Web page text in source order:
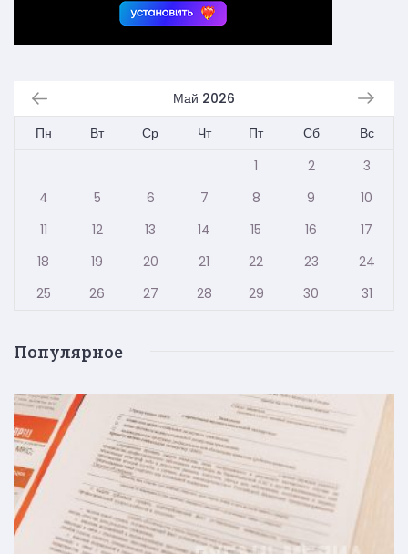
Май 2026
Пн
Вт Ср Чт Пт Сб
Вс
1
2
3
4
5 6 7 8 9
10
11
12 13 14 15 16
17
18
19 20 21 22 23
24
25
26 27 28 29 30 31
Популярное